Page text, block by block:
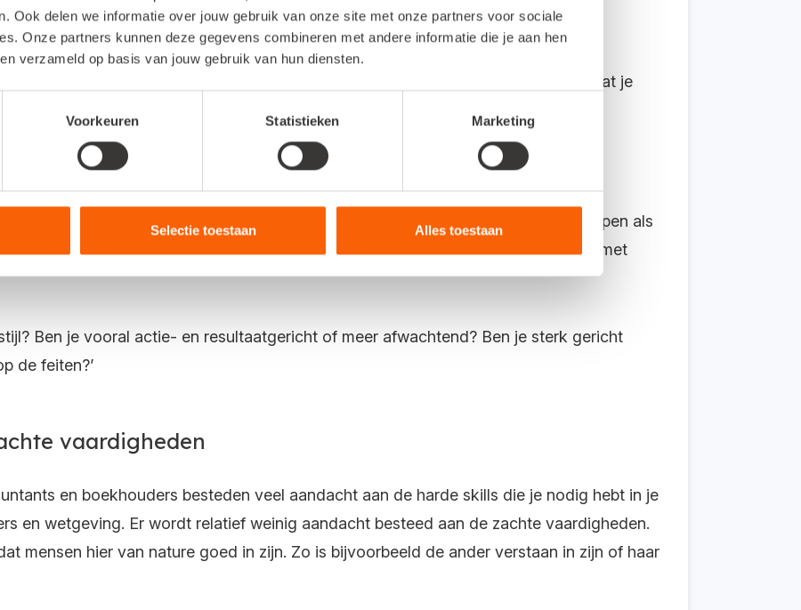
Ook delen we informatie over jouw gebruik van onze site met onze partners voor sociale
Onze partners kunnen deze gegevens combineren met andere informatie die je aan hen
verzameld op basis van jouw gebruik van hun diensten.
Voorkeuren Statistieken Marketing
Selectie toestaan Alles toestaan
en gevolgen onderscheiden, waarbij je patronen en verbanden herkent. Zodat je
en met oplossingen komt die aansluiten bij het probleem.
door je klant. Veranderen is soms moeilijk. Je kunt je klant beter helpen als
weerstand vandaan komt en inzicht heeft in verschillende manieren waarop je met
Ben je vooral actie- en resultaatgericht of meer afwachtend? Ben je sterk gericht
de feiten?’
vaardigheden
en boekhouders besteden veel aandacht aan de harde skills die je nodig hebt in je
en wetgeving. Er wordt relatief weinig aandacht besteed aan de zachte vaardigheden.
mensen hier van nature goed in zijn. Zo is bijvoorbeeld de ander verstaan in zijn of haar